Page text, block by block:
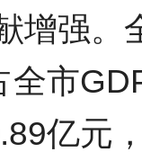
增强。
全市
亿元